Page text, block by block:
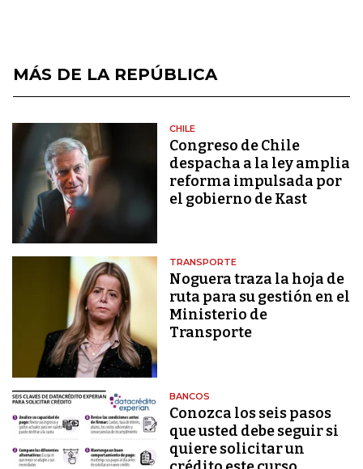
MÁS DE LA REPÚBLICA
CHILE
Congreso de Chile
despacha a la ley amplia
reforma impulsada por
el gobierno de Kast
TRANSPORTE
Noguera traza la hoja de
ruta para su gestión en el
Ministerio de
Transporte
BANCOS
Conozca los seis pasos
que usted debe seguir si
quiere solicitar un